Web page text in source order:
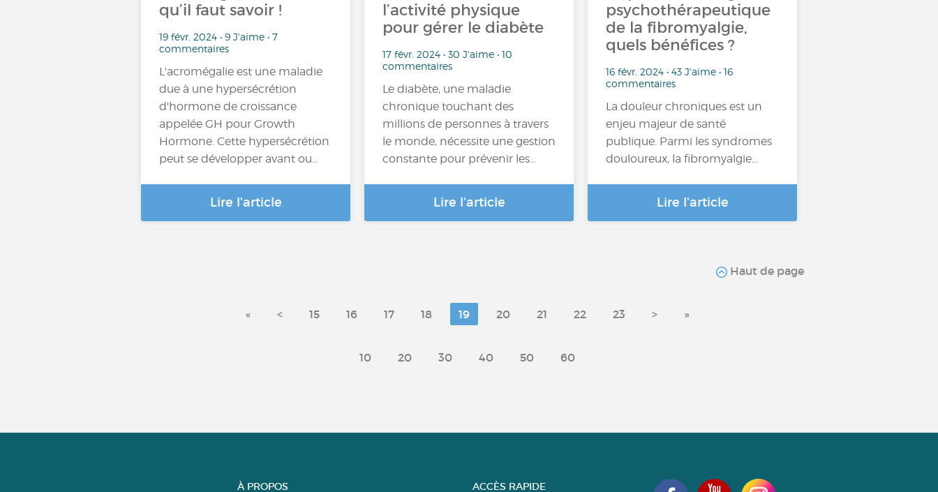
qu’il faut savoir !
19 févr. 2024 • 9 J'aime • 7
commentaires
L'acromégalie est une maladie
due à une hypersécrétion
d'hormone de croissance
appelée GH pour Growth
Hormone. Cette hypersécrétion
peut se développer avant ou…
Lire l'article
l’activité physique
pour gérer le diabète
17 févr. 2024 • 30 J'aime • 10
commentaires
Le diabète, une maladie
chronique touchant des
millions de personnes à travers
le monde, nécessite une gestion
constante pour prévenir les…
Lire l'article
psychothérapeutique
de la fibromyalgie,
quels bénéfices ?
16 févr. 2024 • 43 J'aime • 16
commentaires
La douleur chroniques est un
enjeu majeur de santé
publique. Parmi les syndromes
douloureux, la fibromyalgie…
Lire l'article
Haut de page
« < 15 16 17 18 19 20 21 22 23 > »
10 20 30 40 50 60
À PROPOS ACCÈS RAPIDE